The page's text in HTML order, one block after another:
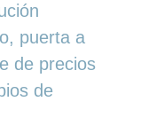
puerta a
de precios
de